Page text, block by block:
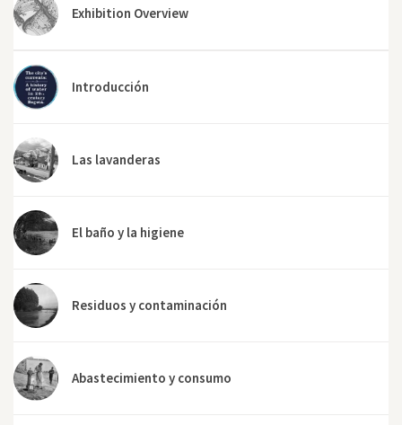
Exhibition Overview
Introducción
Las lavanderas
El baño y la higiene
Residuos y contaminación
Abastecimiento y consumo